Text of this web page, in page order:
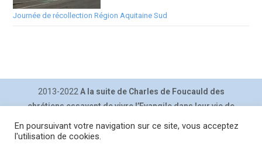
Journée de récollection Région Aquitaine Sud
2013-2022 A la suite de Charles de Foucauld des
chrétiens essayent de vivre l’Evangile dans leur vie de
tous les jours.
Contact|Inscription lettre
En poursuivant votre navigation sur ce site, vous acceptez
l'utilisation de cookies.